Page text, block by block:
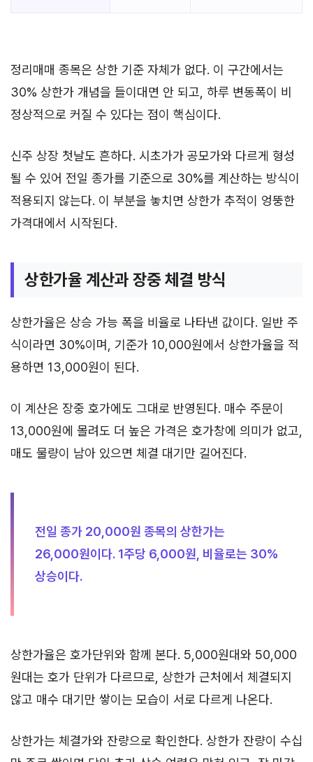
정리매매 종목은 상한 기준 자체가 없다. 이 구간에서는
30% 상한가 개념을 들이대면 안 되고, 하루 변동폭이 비
정상적으로 커질 수 있다는 점이 핵심이다.
신주 상장 첫날도 흔하다. 시초가가 공모가와 다르게 형성
될 수 있어 전일 종가를 기준으로 30%를 계산하는 방식이
적용되지 않는다. 이 부분을 놓치면 상한가 추적이 엉뚱한
가격대에서 시작된다.
상한가율 계산과 장중 체결 방식
상한가율은 상승 가능 폭을 비율로 나타낸 값이다. 일반 주
식이라면 30%이며, 기준가 10,000원에서 상한가율을 적
용하면 13,000원이 된다.
이 계산은 장중 호가에도 그대로 반영된다. 매수 주문이
13,000원에 몰려도 더 높은 가격은 호가창에 의미가 없고,
매도 물량이 남아 있으면 체결 대기만 길어진다.
전일 종가 20,000원 종목의 상한가는
26,000원이다. 1주당 6,000원, 비율로는 30%
상승이다.
상한가율은 호가단위와 함께 본다. 5,000원대와 50,000
원대는 호가 단위가 다르므로, 상한가 근처에서 체결되지
않고 매수 대기만 쌓이는 모습이 서로 다르게 나온다.
상한가는 체결가와 잔량으로 확인한다. 상한가 잔량이 수십